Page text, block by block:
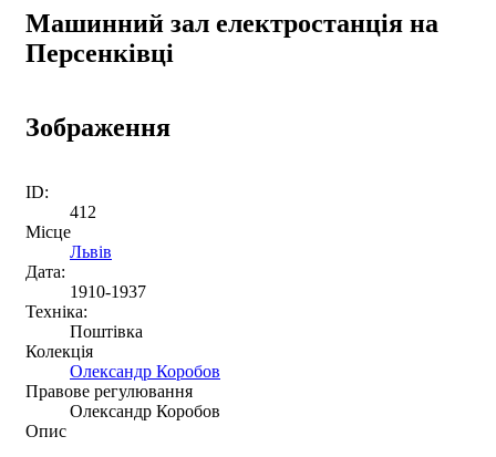
Машинний зал електростанція на
Персенківці
Зображення
ID:
412
Місце
Львів
Дата:
1910-1937
Техніка:
Поштівка
Колекція
Олександр Коробов
Правове регулювання
Олександр Коробов
Опис